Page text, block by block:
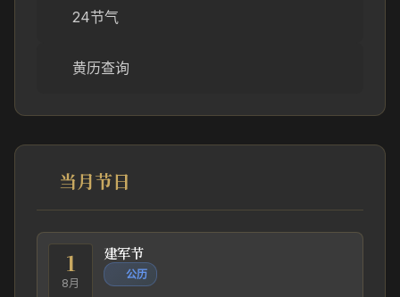
24节气
黄历查询
当月节日
1
8月
建军节
公历